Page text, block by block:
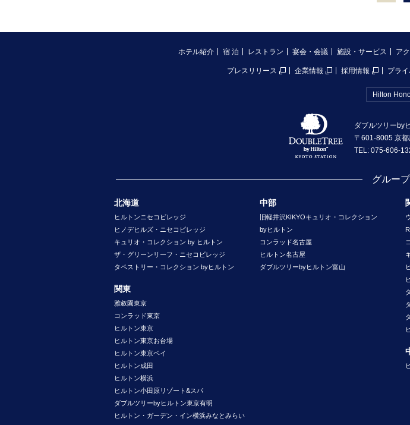
ホテル紹介 宿 泊 レストラン 宴会・会議 施設・サービス ア
プレスリリース 企業情報 採用情報 プラ
Hilton
ダブルツリーby
〒601-8005 京
TEL: 075-606-
グルー
北海道
ヒルトンニセコビレッジ
ヒノデヒルズ・ニセコビレッジ
キュリオ・コレクション by ヒルトン
ザ・グリーンリーフ・ニセコビレッジ
タペストリー・コレクション byヒルトン
関東
雅叙園東京
コンラッド東京
ヒルトン東京
ヒルトン東京お台場
ヒルトン東京ベイ
ヒルトン成田
ヒルトン横浜
ヒルトン小田原リゾート&スパ
ダブルツリーbyヒルトン東京有明
ヒルトン・ガーデン・イン横浜みなとみらい
中部
旧軽井沢KIKYOキュリオ・コレクション
byヒルトン
コンラッド名古屋
ヒルトン名古屋
ダブルツリーbyヒルトン富山